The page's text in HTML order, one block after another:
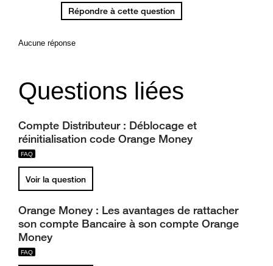
Répondre à cette question
Aucune réponse
Questions liées
Compte Distributeur : Déblocage et
réinitialisation code Orange Money
Voir la question
Orange Money : Les avantages de rattacher
son compte Bancaire à son compte Orange
Money